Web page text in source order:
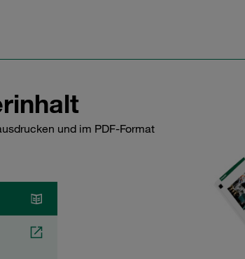
und im PDF-Format